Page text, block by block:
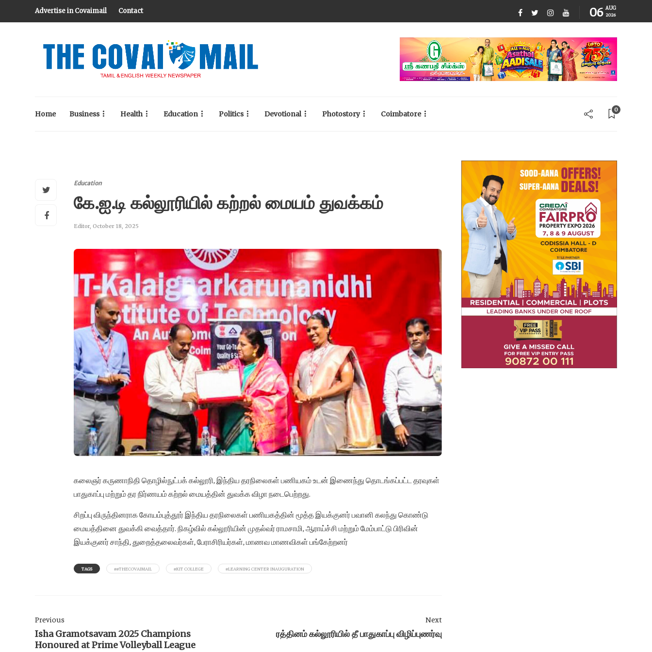
Advertise in Covaimail Contact 06 AUG
2026
Home Business Health Education Politics Devotional Photostory Coimbatore 0
Education
கே.ஐ.டி கல்லூரியில் கற்றல் மையம் துவக்கம்
Editor, October 18, 2025
கலைஞர் கருணாநிதி தொழில்நுட்பக் கல்லூரி, இந்திய தரநிலைகள் பணியகம் உடன் இணைந்து தொடங்கப்பட்ட தரவுகள்
பாதுகாப்பு மற்றும் தர நிர்ணயம் கற்றல் மையத்தின் துவக்க விழா நடைபெற்றது.
சிறப்பு விருந்தினராக கோயம்புத்தூர் இந்திய தரநிலைகள் பணியகத்தின் மூத்த இயக்குனர் பவானி கலந்து கொண்டு
மையத்தினை துவக்கி வைத்தார். நிகழ்வில் கல்லூரியின் முதல்வர் ராமசாமி, ஆராய்ச்சி மற்றும் மேம்பாட்டு பிரிவின்
இயக்குனர் சாந்தி, துறைத்தலைவர்கள், பேராசிரியர்கள், மாணவ மாணவிகள் பங்கேற்றனர்
TAGS ##THECOVAIMAIL #KIT COLLEGE #LEARNING CENTER INAUGURATION
Previous
Isha Gramotsavam 2025 Champions
Honoured at Prime Volleyball League
Next
ரத்தினம் கல்லூரியில் தீ பாதுகாப்பு விழிப்புணர்வு